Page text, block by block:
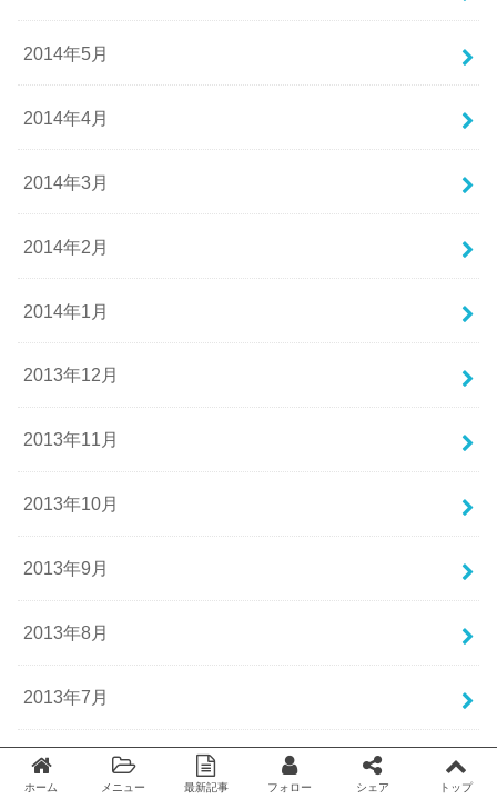
2014年5月
2014年4月
2014年3月
2014年2月
2014年1月
2013年12月
2013年11月
2013年10月
2013年9月
2013年8月
2013年7月
2013年6月
ホーム メニュー 最新記事 フォロー シェア トップ
Twitter facebook